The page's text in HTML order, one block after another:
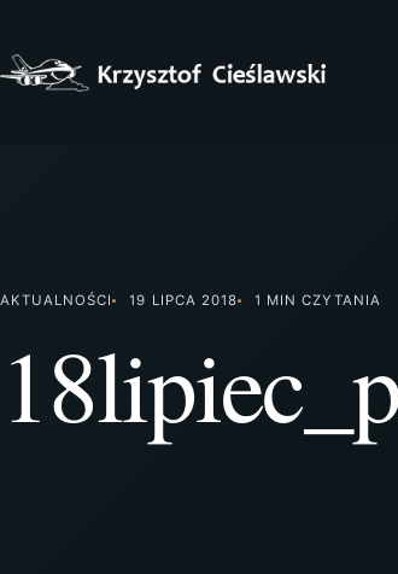
treści
AKTUALNOŚCI 19 LIPCA 2018 1 MIN CZYTANIA